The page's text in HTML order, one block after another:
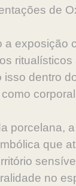
de
a exposição
isso dentro
porcelana,
que
no